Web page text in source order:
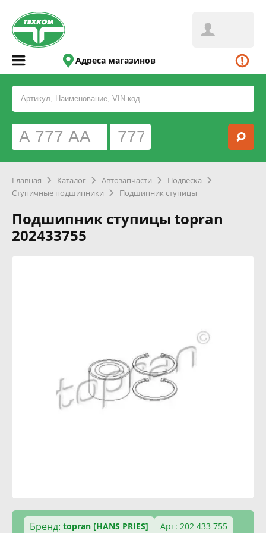
Адреса магазинов
Главная Каталог Автозапчасти
Подвеска
Ступичные подшипники
Подшипник ступицы
Подшипник ступицы topran
202433755
Бренд: topran [HANS PRIES]
Арт: 202 433 755